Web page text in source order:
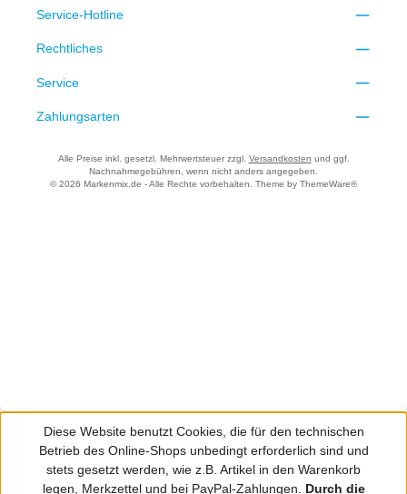
Service-Hotline
Rechtliches
Service
Zahlungsarten
Alle Preise inkl. gesetzl. Mehrwertsteuer zzgl. Versandkosten und ggf.
Nachnahmegebühren, wenn nicht anders angegeben.
© 2026 Markenmix.de - Alle Rechte vorbehalten. Theme by ThemeWare®
Diese Website benutzt Cookies, die für den technischen
Betrieb des Online-Shops unbedingt erforderlich sind und
stets gesetzt werden, wie z.B. Artikel in den Warenkorb
legen, Merkzettel und bei PayPal-Zahlungen. Durch die